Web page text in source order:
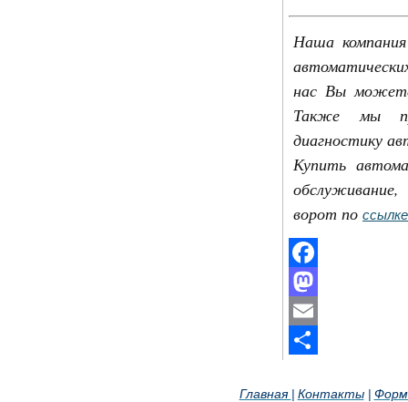
Наша
нас Вы
Также мы
диагностику
Купить
ворот по ссылке
Facebook
Mastodon
Email
Главная Контакты|